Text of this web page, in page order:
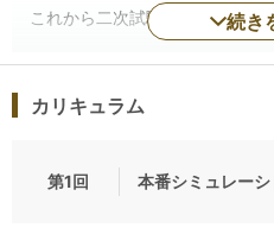
これから二次試験対策を始める
のの不安がある方にオススメの
ではないかと、まことしやかに
る比率が非常に高くなっていま
続き
カリキュラム
第1回 本番シミュレー